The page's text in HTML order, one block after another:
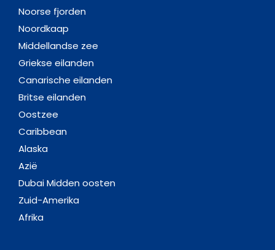
Noorse fjorden
Noordkaap
Middellandse zee
Griekse eilanden
Canarische eilanden
Britse eilanden
Oostzee
Caribbean
Alaska
Azië
Dubai Midden oosten
Zuid-Amerika
Afrika